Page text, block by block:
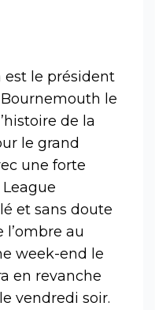
est le président
le
de la
le grand
une forte
et sans doute
au
week-end le
en revanche
vendredi soir.